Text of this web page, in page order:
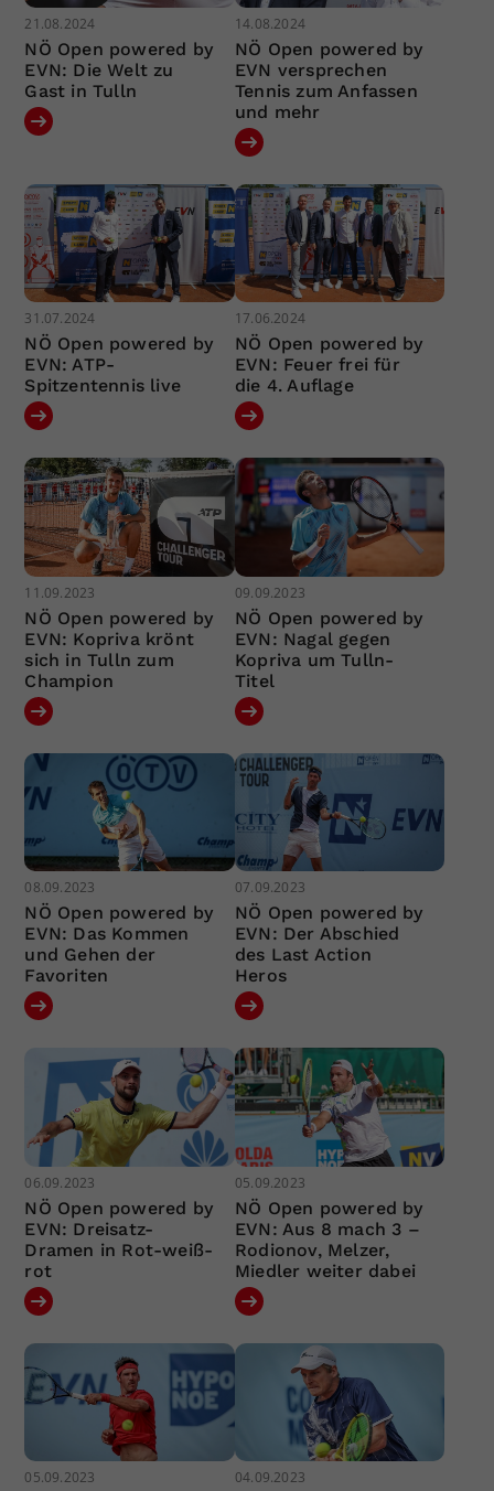
21.08.2024
NÖ Open powered by
EVN: Die Welt zu
Gast in Tulln
14.08.2024
NÖ Open powered by
EVN versprechen
Tennis zum Anfassen
und mehr
31.07.2024
NÖ Open powered by
EVN: ATP-
Spitzentennis live
17.06.2024
NÖ Open powered by
EVN: Feuer frei für
die 4. Auflage
11.09.2023
NÖ Open powered by
EVN: Kopriva krönt
sich in Tulln zum
Champion
09.09.2023
NÖ Open powered by
EVN: Nagal gegen
Kopriva um Tulln-
Titel
08.09.2023
NÖ Open powered by
EVN: Das Kommen
und Gehen der
Favoriten
07.09.2023
NÖ Open powered by
EVN: Der Abschied
des Last Action
Heros
06.09.2023
NÖ Open powered by
EVN: Dreisatz-
Dramen in Rot-weiß-
rot
05.09.2023
NÖ Open powered by
EVN: Aus 8 mach 3 –
Rodionov, Melzer,
Miedler weiter dabei
05.09.2023 04.09.2023